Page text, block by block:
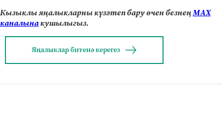
Кызыклы яңалыкларны күзәтеп бару өчен безнеңМАХ
каналынакушылыгыз.
Яңалыклар битенә керегез